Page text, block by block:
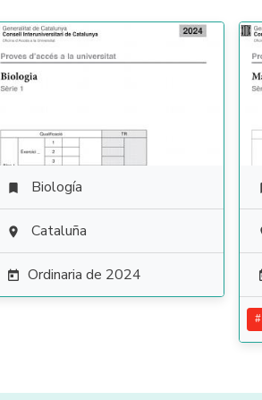
 Biología
 Cataluña
 Ordinaria de 2024
#